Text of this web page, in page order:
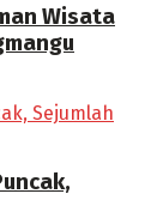
Wisata